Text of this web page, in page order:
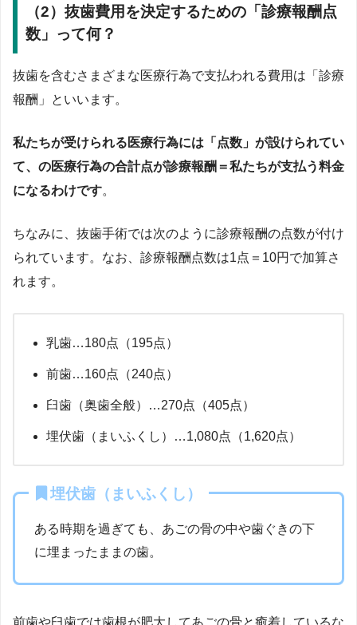
（2）抜歯費用を決定するための「診療報酬点
数」って何？
抜歯を含むさまざまな医療行為で支払われる費用は「診療
報酬」といいます。
私たちが受けられる医療行為には「点数」が設けられてい
て、の医療行為の合計点が診療報酬＝私たちが支払う料金
になるわけです。
ちなみに、抜歯手術では次のように診療報酬の点数が付け
られています。なお、診療報酬点数は1点＝10円で加算さ
れます。
乳歯…180点（195点）
前歯…160点（240点）
臼歯（奥歯全般）…270点（405点）
埋伏歯（まいふくし）…1,080点（1,620点）
埋伏歯（まいふくし）
ある時期を過ぎても、あごの骨の中や歯ぐきの下
に埋まったままの歯。